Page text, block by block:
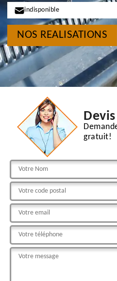
indisponible
NOS REALISATIONS
gratuit!